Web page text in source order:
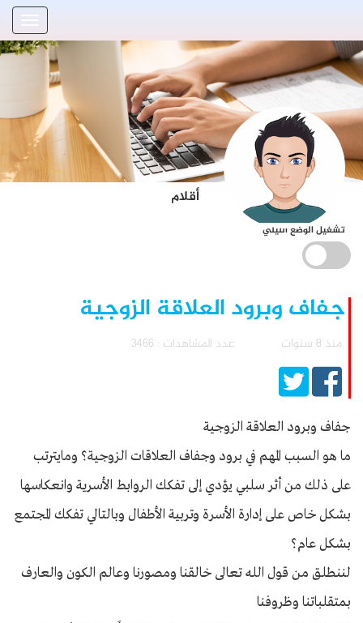
أقلام
تشغيل الوضع الليلي
جفاف وبرود العلاقة الزوجية
منذ 8 سنوات عدد المشاهدات : 3466
جفاف وبرود العلاقة الزوجية
ما هو السبب المهم في برود وجفاف العلاقات الزوجية؟ ومايترتب
على ذلك من أثر سلبي يؤدي إلى تفكك الروابط الأسرية وانعكاسها
بشكل خاص على إدارة الأسرة وتربية الأطفال وبالتالي تفكك المجتمع
بشكل عام؟
لننطلق من قول الله تعالى خالقنا ومصورنا وعالم الكون والعارف
بمتقلباتنا وظروفنا